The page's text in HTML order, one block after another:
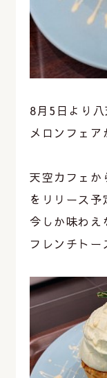
8月5日より
メロンフェア
天空カフェか
をリリース予
今しか味わ
フレンチト